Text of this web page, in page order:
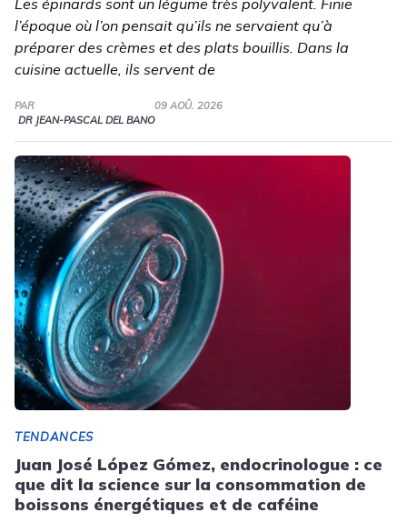
Les épinards sont un légume très polyvalent. Finie
l’époque où l’on pensait qu’ils ne servaient qu’à
préparer des crèmes et des plats bouillis. Dans la
cuisine actuelle, ils servent de
PAR
DR JEAN-PASCAL DEL BANO
09 AOÛ. 2026
TENDANCES
Juan José López Gómez, endocrinologue : ce
que dit la science sur la consommation de
boissons énergétiques et de caféine